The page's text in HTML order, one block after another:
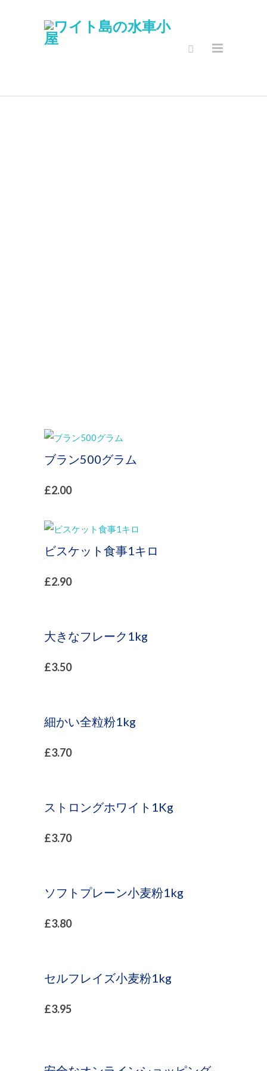
ブラン500グラム
£2.00
ビスケット食事1キロ
£2.90
大きなフレーク1kg
£3.50
細かい全粒粉1kg
£3.70
ストロングホワイト1Kg
£3.70
ソフトプレーン小麦粉1kg
£3.80
セルフレイズ小麦粉1kg
£3.95